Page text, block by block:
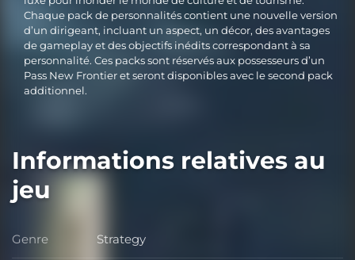
Chaque pack de personnalités contient une nouvelle version
d’un dirigeant, incluant un aspect, un décor, des avantages
de gameplay et des objectifs inédits correspondant à sa
personnalité. Ces packs sont réservés aux possesseurs d’un
Pass New Frontier et seront disponibles avec le second pack
additionnel.
Informations relatives au
jeu
Genre Genre
Strategy